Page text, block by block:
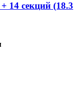
14 секций (18.3